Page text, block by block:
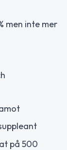
men inte mer
på 500